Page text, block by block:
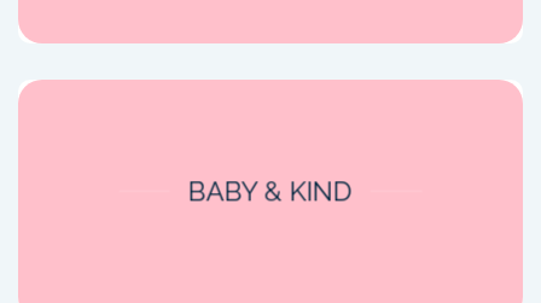
BABY & KIND